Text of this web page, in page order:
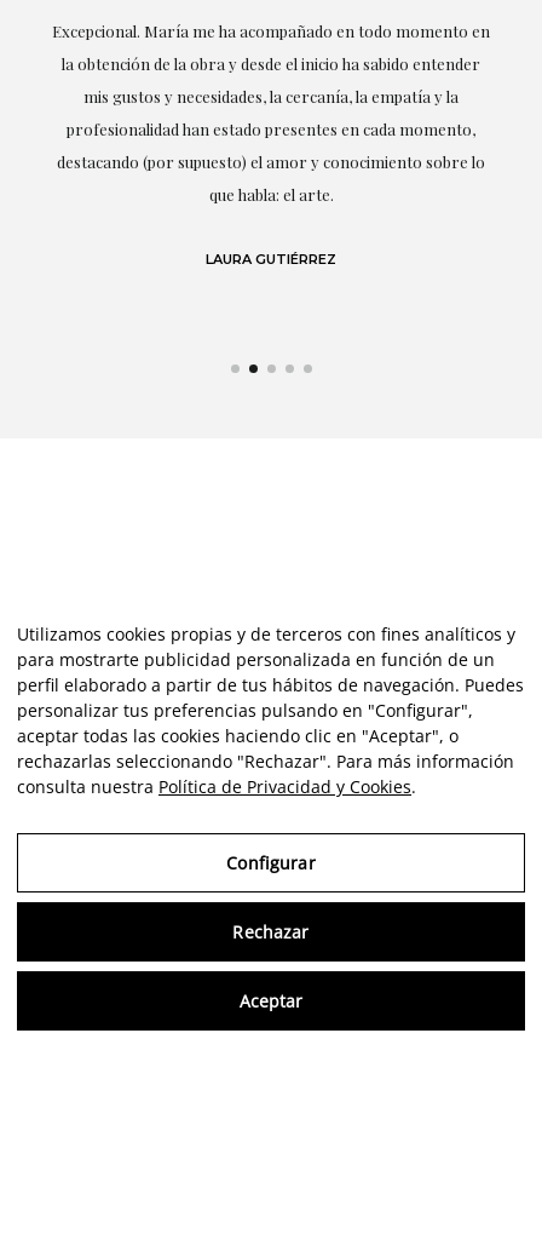
Excepcional. María me ha acompañado en todo momento en
la obtención de la obra y desde el inicio ha sabido entender
mis gustos y necesidades, la cercanía, la empatía y la
profesionalidad han estado presentes en cada momento,
destacando (por supuesto) el amor y conocimiento sobre lo
que habla: el arte.
LAURA GUTIÉRREZ
Utilizamos cookies propias y de terceros con fines analíticos y
para mostrarte publicidad personalizada en función de un
perfil elaborado a partir de tus hábitos de navegación. Puedes
personalizar tus preferencias pulsando en "Configurar",
aceptar todas las cookies haciendo clic en "Aceptar", o
rechazarlas seleccionando "Rechazar". Para más información
consulta nuestra Política de Privacidad y Cookies.
Configurar
Rechazar
Aceptar